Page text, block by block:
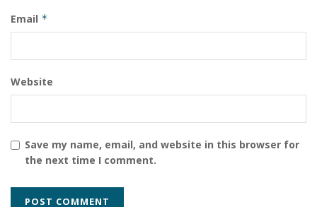
Email *
Website
Save my name, email, and website in this browser for
the next time I comment.